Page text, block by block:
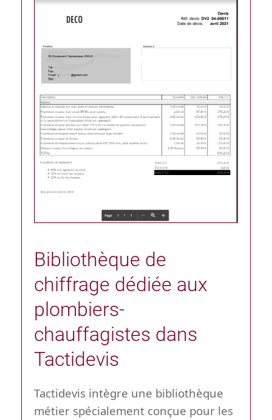
Bibliothèque de
chiffrage dédiée aux
plombiers-
chauffagistes dans
Tactidevis
Tactidevis intègre une bibliothèque
métier spécialement conçue pour les